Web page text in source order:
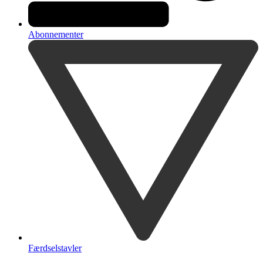
Abonnementer
Færdselstavler